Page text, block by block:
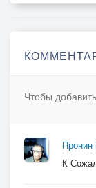
- Я
- Да я
Забыл
Чтобы
Пронин
К